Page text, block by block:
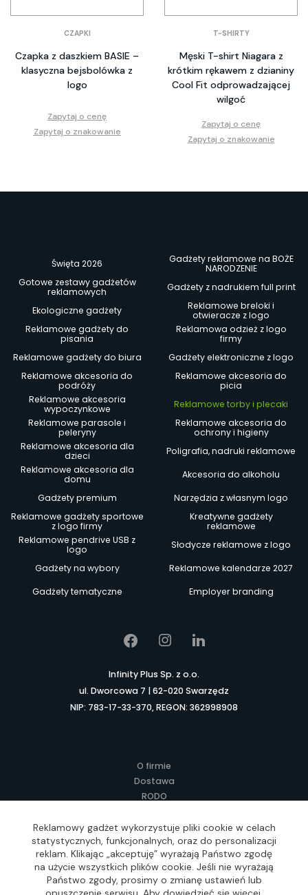
CZAPKI
Czapka z daszkiem BASIE –
klasyczna bejsbolówka z
logo
Zapytaj o cenę
Zapytaj o znakowanie
T-SHIRTY
Męski T-shirt Niagara z
krótkim rękawem z dzianiny
Cool Fit odprowadzającej
wilgoć
Zapytaj o cenę
Zapytaj o znakowanie
Święta 2026
Gadżety reklamowe na BOŻE
NARODZENIE
Gotowe zestawy gadżetów
reklamowych
Gadżety z nadrukiem full print
Ekologiczne gadżety
Reklamowe breloki i
otwieracze z logo
Reklamowe gadżety do
pisania
Reklamowa odzież z logo
firmy
Reklamowe gadżety do biura
Gadżety elektroniczne z logo
Reklamowe akcesoria do
podróży
Reklamowe akcesoria do
picia
Reklamowe akcesoria
wypoczynkowe
Reklamowe torby i plecaki
Reklamowe parasole i
peleryny
Reklamowe akcesoria do
ochrony i higieny
Reklamowe akcesoria dla
dzieci
Poligrafia, nadruki reklamowe
Reklamowe akcesoria dla
domu
Akcesoria do alkoholu
Gadżety premium
Narzędzia z własnym logo
Reklamowe gadżety sportowe
z logo firmy
Kreatywne gadżety
reklamowe
Reklamowe pendrive USB z
logo
Słodycze reklamowe z logo
Gadżety na wybory
Reklamowe kalendarze 2027
Gadżety tematyczne
Employer branding
Infinity Plus Sp. z o.o.
ul. Dworcowa 7 | 62-020 Swarzędz
NIP: 783-17-33-370, REGON: 362998908
O firmie
Dostawa
RODO
Regulamin
Lokalne Gadżety Reklamowe
Jak zamawiać?
Słownik pojęć
FAQ
Reklamowy gadżet wykorzystuje pliki cookie w celach
statystycznych, funkcjonalnych, oraz do personalizacji
reklam. Klikając „akceptuję” wyrażają Państwo zgodę
na użycie wszystkich plików cookie. Jeśli nie wyrażają
Państwo zgody, prosimy o zmianę ustawień lub